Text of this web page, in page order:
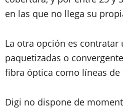
en las que no llega su
La otra opción es contratar
paquetizadas o
fibra óptica como líneas
Digi no dispone de